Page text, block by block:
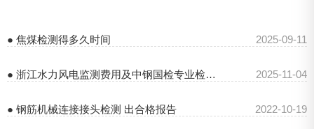
● 焦煤检测得多久时间 2025-09-11
● 浙江水力风电监测费用及中钢国检专业检测服务 2025-11-04
● 钢筋机械连接接头检测 出合格报告 2022-10-19